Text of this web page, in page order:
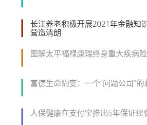
长江养老积极开展2021年金融知
营造清朗
图解太平福禄康瑞终身重大疾病险
富德生命豹变：一个“问题公司”的
人保健康在支付宝推出6年保证续